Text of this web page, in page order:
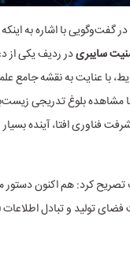
در گفت‌وگویی با اشاره به
سایبریدر ردیف یکی از
با عنایت به نقشه جامع
مشاهده بلوغ تدریجی
فناوری افتا، آینده
کرد: هم اکنون دستور
فضای تولید و تبادل